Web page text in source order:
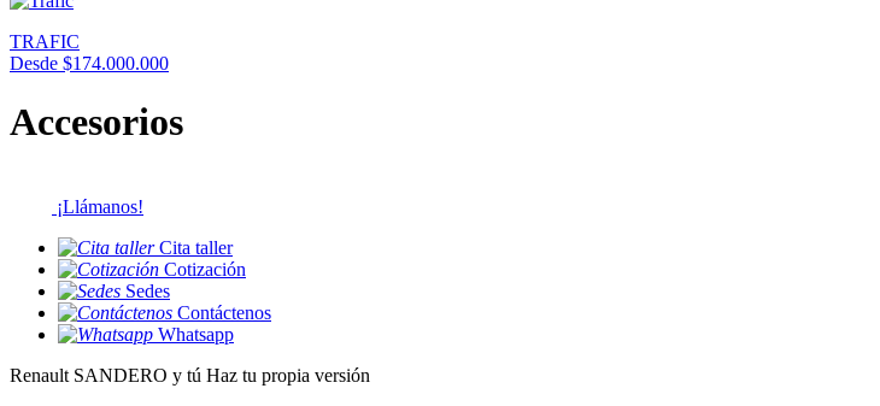
TRAFIC
Desde $174.000.000
Accesorios
¡Llámanos!
Cita taller
Cotización
Sedes
Contáctenos
Whatsapp
Renault SANDERO y tú Haz tu propia versión